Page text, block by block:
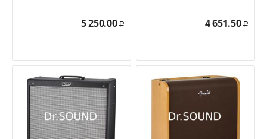
5 250.00 Р 4 651.50 Р